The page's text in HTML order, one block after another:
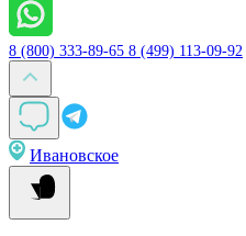
8 (800) 333-89-65 8 (499) 113-09-92
Ивановское